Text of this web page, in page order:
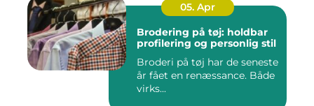
05. Apr
Brodering på tøj: holdbar
profilering og personlig stil
Broderi på tøj har de seneste
år fået en renæssance. Både
virks...